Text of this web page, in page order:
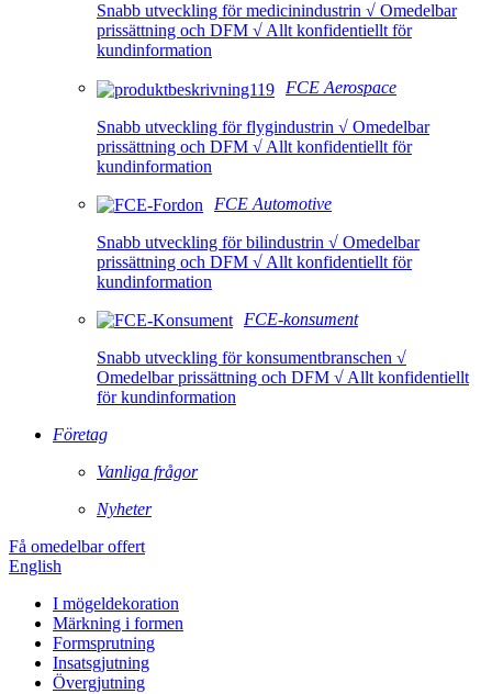
Snabb utveckling för medicinindustrin √ Omedelbar
prissättning och DFM √ Allt konfidentiellt för
kundinformation
FCE Aerospace
Snabb utveckling för flygindustrin √ Omedelbar
prissättning och DFM √ Allt konfidentiellt för
kundinformation
FCE Automotive
Snabb utveckling för bilindustrin √ Omedelbar
prissättning och DFM √ Allt konfidentiellt för
kundinformation
FCE-konsument
Snabb utveckling för konsumentbranschen √
Omedelbar prissättning och DFM √ Allt konfidentiellt
för kundinformation
Företag
Vanliga frågor
Nyheter
Få omedelbar offert
English
I mögeldekoration
Märkning i formen
Formsprutning
Insatsgjutning
Övergjutning